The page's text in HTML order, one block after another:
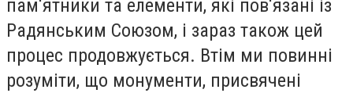
пам‘ятники та елементи, які пов‘язані із
Радянським Союзом, і зараз також цей
процес продовжується. Втім ми повинні
розуміти, що монументи, присвячені